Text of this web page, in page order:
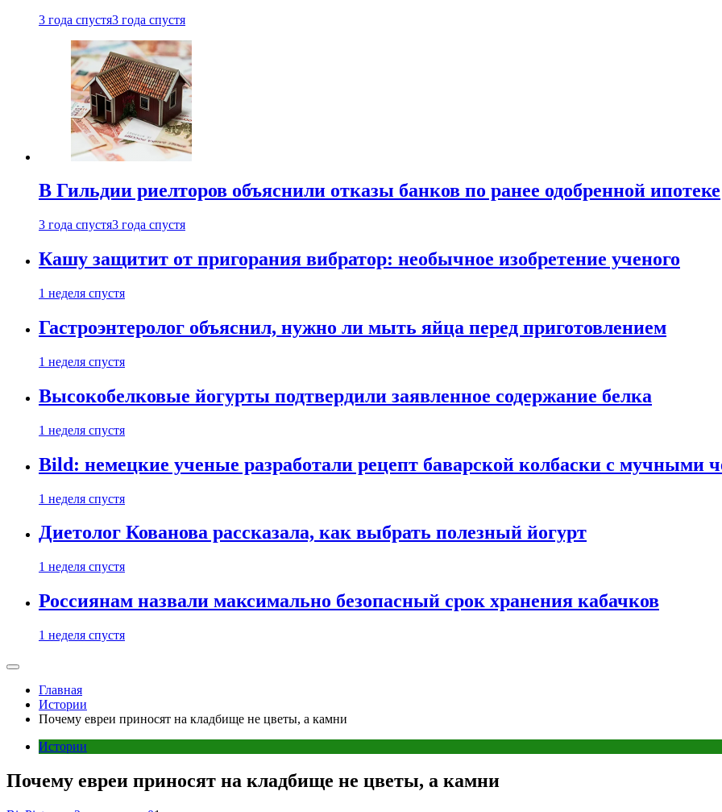
3 года спустя3 года спустя
В Гильдии риелторов объяснили отказы банков по ранее одобренной ипотеке
3 года спустя3 года спустя
Кашу защитит от пригорания вибратор: необычное изобретение ученого
1 неделя спустя
Гастроэнтеролог объяснил, нужно ли мыть яйца перед приготовлением
1 неделя спустя
Высокобелковые йогурты подтвердили заявленное содержание белка
1 неделя спустя
Bild: немецкие ученые разработали рецепт баварской колбаски с мучными
1 неделя спустя
Диетолог Кованова рассказала, как выбрать полезный йогурт
1 неделя спустя
Россиянам назвали максимально безопасный срок хранения кабачков
1 неделя спустя
Главная
Истории
Почему евреи приносят на кладбище не цветы, а камни
Истории
Почему евреи приносят на кладбище не цветы, а камни